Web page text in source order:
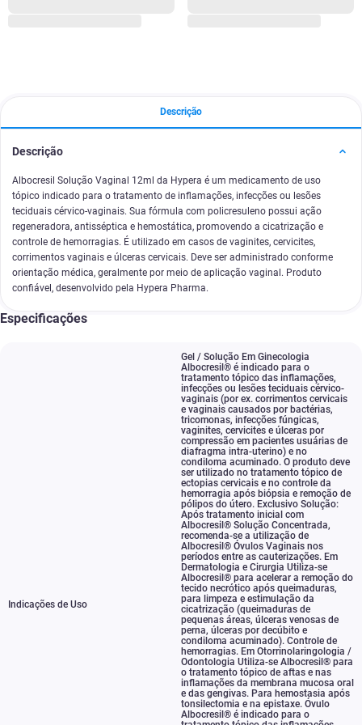
Descrição
Descrição
Albocresil Solução Vaginal 12ml da Hypera é um medicamento de uso
tópico indicado para o tratamento de inflamações, infecções ou lesões
teciduais cérvico-vaginais. Sua fórmula com policresuleno possui ação
regeneradora, antisséptica e hemostática, promovendo a cicatrização e
controle de hemorragias. É utilizado em casos de vaginites, cervicites,
corrimentos vaginais e úlceras cervicais. Deve ser administrado conforme
orientação médica, geralmente por meio de aplicação vaginal. Produto
confiável, desenvolvido pela Hypera Pharma.
Especificações
Indicações de Uso
Gel / Solução Em Ginecologia
Albocresil® é indicado para o
tratamento tópico das inflamações,
infecções ou lesões teciduais cérvico-
vaginais (por ex. corrimentos cervicais
e vaginais causados por bactérias,
tricomonas, infecções fúngicas,
vaginites, cervicites e úlceras por
compressão em pacientes usuárias de
diafragma intra-uterino) e no
condiloma acuminado. O produto deve
ser utilizado no tratamento tópico de
ectopias cervicais e no controle da
hemorragia após biópsia e remoção de
pólipos do útero. Exclusivo Solução:
Após tratamento inicial com
Albocresil® Solução Concentrada,
recomenda-se a utilização de
Albocresil® Óvulos Vaginais nos
períodos entre as cauterizações. Em
Dermatologia e Cirurgia Utiliza-se
Albocresil® para acelerar a remoção do
tecido necrótico após queimaduras,
para limpeza e estimulação da
cicatrização (queimaduras de
pequenas áreas, úlceras venosas de
perna, úlceras por decúbito e
condiloma acuminado). Controle de
hemorragias. Em Otorrinolaringologia /
Odontologia Utiliza-se Albocresil® para
o tratamento tópico de aftas e nas
inflamações da membrana mucosa oral
e das gengivas. Para hemostasia após
tonsilectomia e na epistaxe. Óvulo
Albocresil® é indicado para o